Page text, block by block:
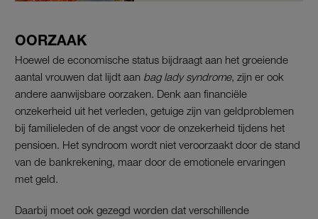
OORZAAK
Hoewel de economische status bijdraagt aan het groeiende
aantal vrouwen dat lijdt aan bag lady syndrome, zijn er ook
andere aanwijsbare oorzaken. Denk aan financiële
onzekerheid uit het verleden, getuige zijn van geldproblemen
bij familieleden of de angst voor de onzekerheid tijdens het
pensioen. Het syndroom wordt niet veroorzaakt door de stand
van de bankrekening, maar door de emotionele ervaringen
met geld.
Daarbij moet ook gezegd worden dat verschillende